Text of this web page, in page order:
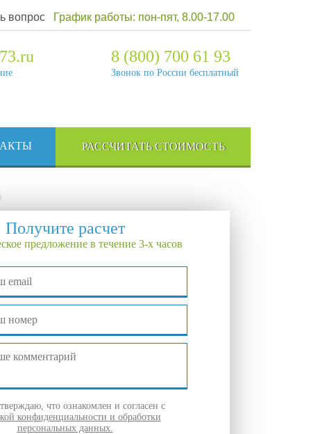
вопрос График работы: пон-пят, 8.00-17.00
8 (800) 700 61 93
Звонок по России бесплатный
РАССЧИТАТЬ СТОИМОСТЬ
Получите расчет
предложение в течение 3-х часов
что ознакомлен и согласен с
конфиденциальности и обработки
персональных данных.